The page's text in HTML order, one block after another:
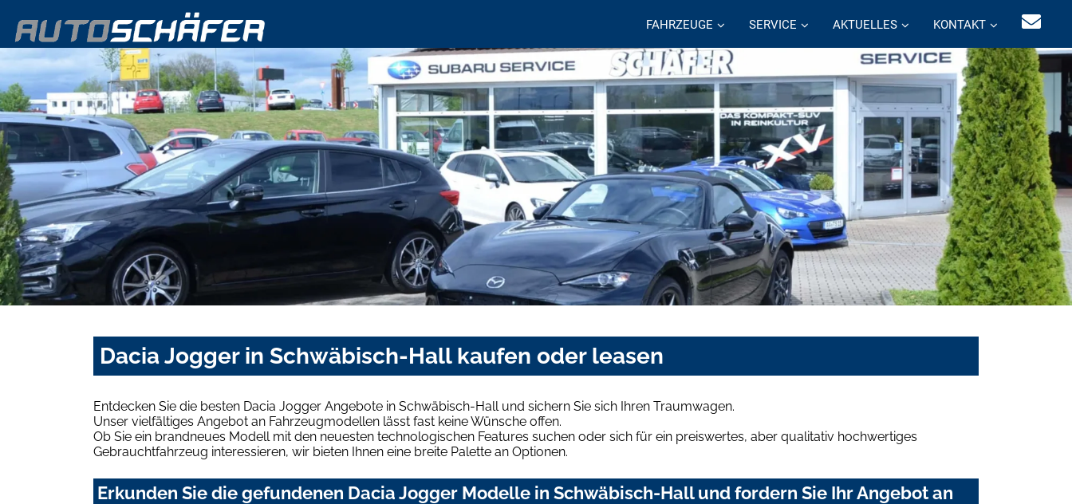
FAHRZEUGE SERVICE AKTUELLES KONTAKT
Dacia Jogger in Schwäbisch-Hall kaufen oder leasen
Entdecken Sie die besten Dacia Jogger Angebote in Schwäbisch-Hall und sichern Sie sich Ihren Traumwagen.
Unser vielfältiges Angebot an Fahrzeugmodellen lässt fast keine Wünsche offen.
Ob Sie ein brandneues Modell mit den neuesten technologischen Features suchen oder sich für ein preiswertes, aber qualitativ hochwertiges
Gebrauchtfahrzeug interessieren, wir bieten Ihnen eine breite Palette an Optionen.
Erkunden Sie die gefundenen Dacia Jogger Modelle in Schwäbisch-Hall und fordern Sie Ihr Angebot an